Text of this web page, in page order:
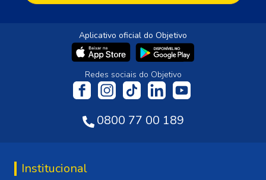
Aplicativo oficial do Objetivo
Redes sociais do Objetivo
0800 77 00 189
Institucional